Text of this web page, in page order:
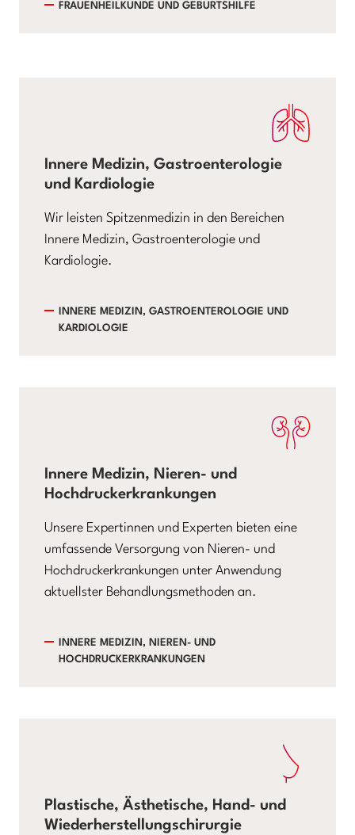
FRAUENHEILKUNDE UND GEBURTSHILFE
Innere Medizin, Gastroenterologie
und Kardiologie
Wir leisten Spitzenmedizin in den Bereichen
Innere Medizin, Gastroenterologie und
Kardiologie.
INNERE MEDIZIN, GASTROENTEROLOGIE UND
KARDIOLOGIE
Innere Medizin, Nieren- und
Hochdruckerkrankungen
Unsere Expertinnen und Experten bieten eine
umfassende Versorgung von Nieren- und
Hochdruckerkrankungen unter Anwendung
aktuellster Behandlungsmethoden an.
INNERE MEDIZIN, NIEREN- UND
HOCHDRUCKERKRANKUNGEN
Plastische, Ästhetische, Hand- und
Wiederherstellungschirurgie